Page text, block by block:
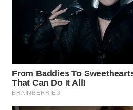
WAHANA
KONSUMEN
LISTRIK
WAHANA